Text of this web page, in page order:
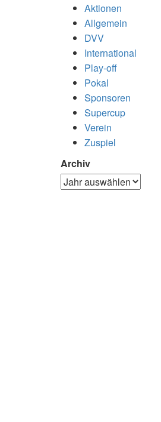
Aktionen
Allgemein
DVV
International
Play-off
Pokal
Sponsoren
Supercup
Verein
Zuspiel
Archiv